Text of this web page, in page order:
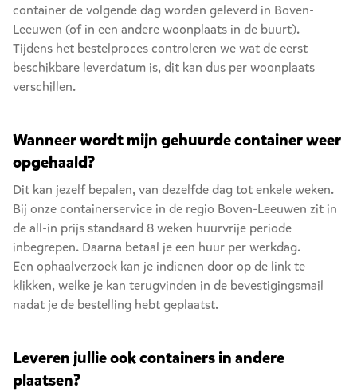
container de volgende dag worden geleverd in Boven-
Leeuwen (of in een andere woonplaats in de buurt).
Tijdens het bestelproces controleren we wat de eerst
beschikbare leverdatum is, dit kan dus per woonplaats
verschillen.
Wanneer wordt mijn gehuurde container weer
opgehaald?
Dit kan jezelf bepalen, van dezelfde dag tot enkele weken.
Bij onze containerservice in de regio Boven-Leeuwen zit in
de all-in prijs standaard 8 weken huurvrije periode
inbegrepen. Daarna betaal je een huur per werkdag.
Een ophaalverzoek kan je indienen door op de link te
klikken, welke je kan terugvinden in de bevestigingsmail
nadat je de bestelling hebt geplaatst.
Leveren jullie ook containers in andere
plaatsen?